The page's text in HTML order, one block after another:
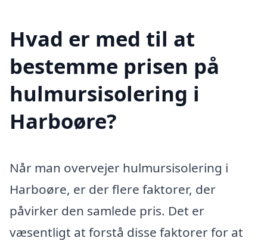
Hvad er med til at
bestemme prisen på
hulmursisolering i
Harboøre?
Når man overvejer hulmursisolering i
Harboøre, er der flere faktorer, der
påvirker den samlede pris. Det er
væsentligt at forstå disse faktorer for at